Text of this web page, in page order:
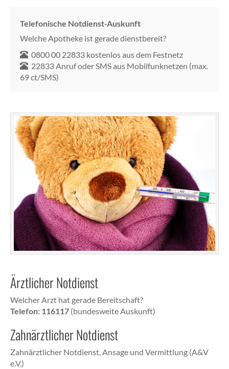
Telefonische Notdienst-Auskunft
Welche Apotheke ist gerade dienstbereit?
0800 00 22833 kostenlos aus dem Festnetz
22833 Anruf oder SMS aus Mobilfunknetzen (max.
69 ct/SMS)
Ärztlicher Notdienst
Welcher Arzt hat gerade Bereitschaft?
Telefon: 116117 (bundesweite Auskunft)
Zahnärztlicher Notdienst
Zahnärztlicher Notdienst, Ansage und Vermittlung (A&V
e.V.)